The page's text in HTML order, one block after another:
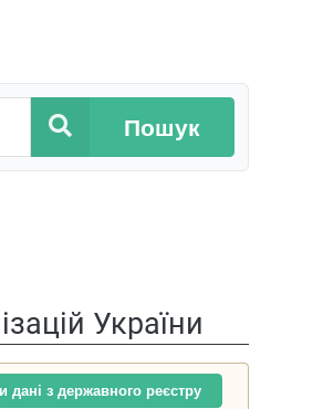
Пошук
України
дані з державного реєстру